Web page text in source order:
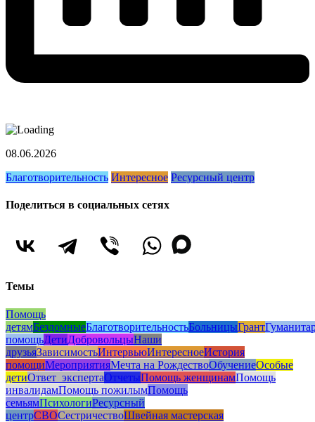
08.06.2026
Благотворительность Интересное Ресурсный центр
Поделиться в социальных сетях
Темы
Помощь
детямБездомныеБлаготворительностьБольницыГрант
помощьДетиДобровольцыНаши
друзьяЗависимостьИнтервьюИнтересноеИстория
помощиМероприятияМечта на РождествоОбучениеОсобые
детиОтвет_экспертаОтчетыПомощь женщинамПомощь
инвалидамПомощь пожилымПомощь
семьямПсихологиРесурсный
центрСВОСестричествоШвейная мастерская